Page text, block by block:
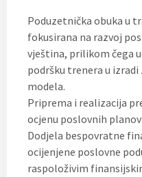
Poduzetnička obuka u
fokusirana na razvoj
vještina, prilikom čega
podršku trenera u
modela.
Priprema i realizacija
ocjenu poslovnih
Dodjela bespovratne
ocijenjene poslovne
raspoloživim